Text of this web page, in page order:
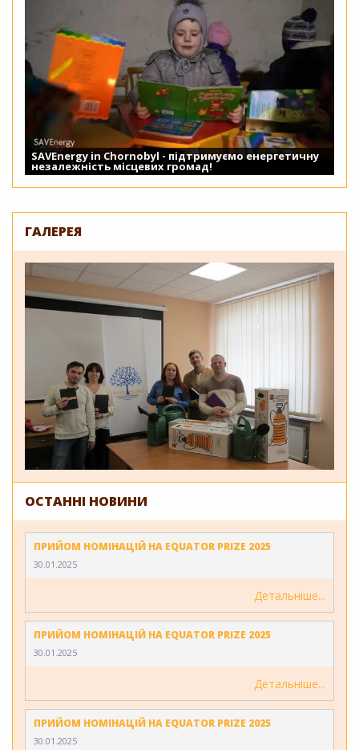
фонду
(ГЕФ
SAVEnergy in Chornobyl - підтримуємо енергетичну
незалежність місцевих громад!
ГАЛЕРЕЯ
ОСТАННІ НОВИНИ
ПРИЙОМ НОМІНАЦІЙ НА EQUATOR PRIZE 2025
30.01.2025
Детальніше
ПРИЙОМ НОМІНАЦІЙ НА EQUATOR PRIZE 2025
30.01.2025
Детальніше
ПРИЙОМ НОМІНАЦІЙ НА EQUATOR PRIZE 2025
30.01.2025